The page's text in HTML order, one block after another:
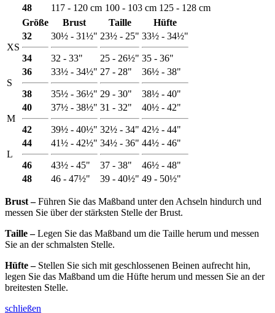
48
117 - 120 cm 100 - 103 cm 125 - 128 cm
Größe
Brust Taille Hüfte
XS
32
34
30½ - 31½"
32 - 33"
23½ - 25"
25 - 26½"
33½ - 34½"
35 - 36"
S
36
38
33½ - 34½"
35½ - 36½"
27 - 28"
29 - 30"
36½ - 38"
38½ - 40"
M
40
42
37½ - 38½"
39½ - 40½"
31 - 32"
32½ - 34"
40½ - 42"
42½ - 44"
L
44
46
41½ - 42½"
43½ - 45"
34½ - 36"
37 - 38"
44½ - 46"
46½ - 48"
48
46 - 47½" 39 - 40½" 49 - 50½"
Brust ‒Führen Sie das Maßband unter den Achseln hindurch und
messen Sie über der stärksten Stelle der Brust.
Taille ‒Legen Sie das Maßband um die Taille herum und messen
Sie an der schmalsten Stelle.
Hüfte ‒Stellen Sie sich mit geschlossenen Beinen aufrecht hin,
legen Sie das Maßband um die Hüfte herum und messen Sie an der
breitesten Stelle.
schließen